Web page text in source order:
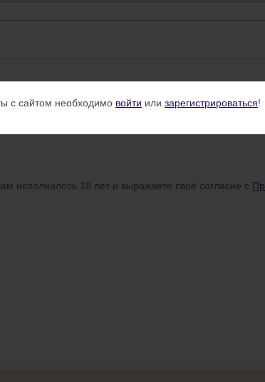
с сайтом необходимо войти или зарегистрироваться!
исполнилось 18 лет и выражаете своё согласие с